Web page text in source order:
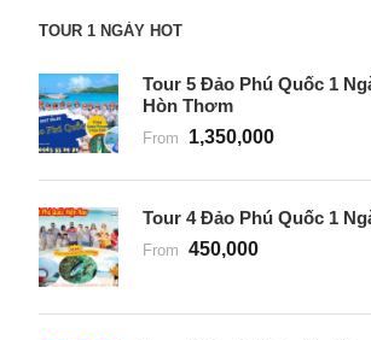
TOUR 1 NGÀY HOT
Tour 5 Đảo Phú Quốc 1
Hòn Thơm
From 1,350,000
Tour 4 Đảo Phú Quốc 1
From 450,000